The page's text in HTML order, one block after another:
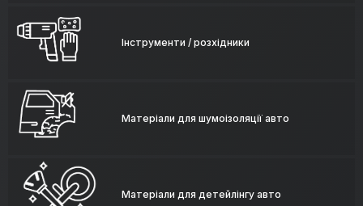
Інструменти / розхідники
Матеріали для шумоізоляції авто
Матеріали для детейлінгу авто